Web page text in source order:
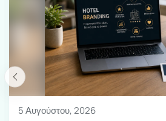
5 Αυγούστου, 2026